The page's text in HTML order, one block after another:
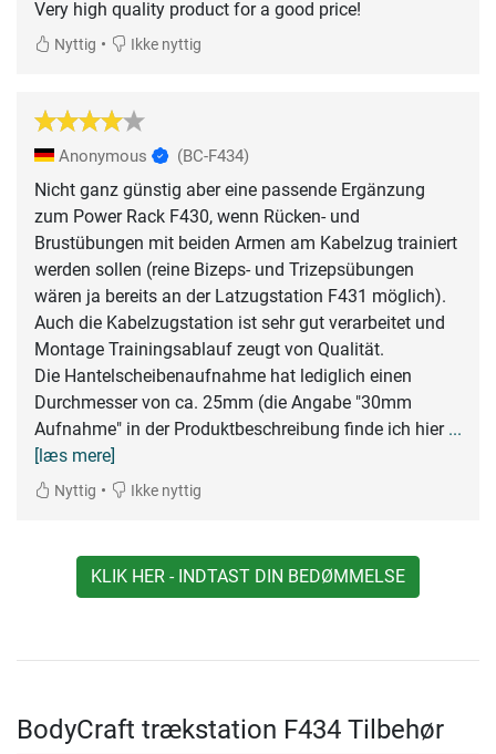
Very high quality product for a good price!
Nyttig • Ikke nyttig
Anonymous (BC-F434)
Nicht ganz günstig aber eine passende Ergänzung
zum Power Rack F430, wenn Rücken- und
Brustübungen mit beiden Armen am Kabelzug trainiert
werden sollen (reine Bizeps- und Trizepsübungen
wären ja bereits an der Latzugstation F431 möglich).
Auch die Kabelzugstation ist sehr gut verarbeitet und
Montage Trainingsablauf zeugt von Qualität.
Die Hantelscheibenaufnahme hat lediglich einen
Durchmesser von ca. 25mm (die Angabe "30mm
Aufnahme" in der Produktbeschreibung finde ich hier ...
[læs mere]
Nyttig • Ikke nyttig
KLIK HER - INDTAST DIN BEDØMMELSE
BodyCraft trækstation F434 Tilbehør